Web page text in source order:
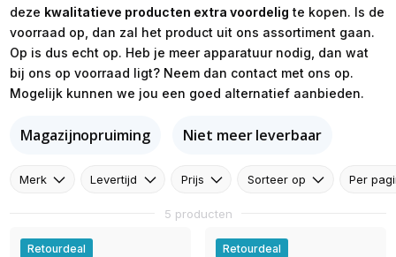
deze kwalitatieve producten extra voordelig te kopen. Is de
voorraad op, dan zal het product uit ons assortiment gaan.
Op is dus echt op. Heb je meer apparatuur nodig, dan wat
bij ons op voorraad ligt? Neem dan contact met ons op.
Mogelijk kunnen we jou een goed alternatief aanbieden.
Magazijnopruiming Niet meer leverbaar
Merk Levertijd Prijs Sorteer op Per
5 producten
Retourdeal Retourdeal